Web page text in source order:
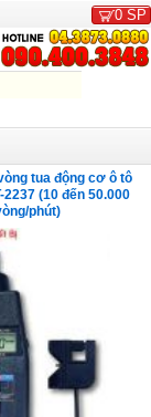
0 SP
tua động cơ ô tô
2237 (10 đến 50.000
phút)